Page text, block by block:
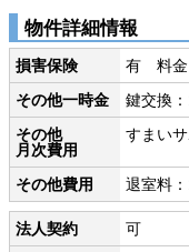
物件詳細情報
損害保険
有 料金
その他一時金
鍵交換
その他
月次費用
すまい
その他費用 退室料
法人契約
可